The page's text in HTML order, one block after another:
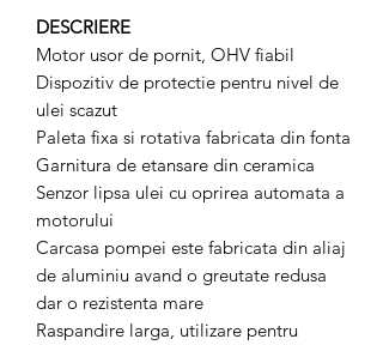
DESCRIERE
Motor usor de pornit, OHV fiabil
Dispozitiv de protectie pentru nivel de
ulei scazut
Paleta fixa si rotativa fabricata din fonta
Garnitura de etansare din ceramica
Senzor lipsa ulei cu oprirea automata a
motorului
Carcasa pompei este fabricata din aliaj
de aluminiu avand o greutate redusa
dar o rezistenta mare
Raspandire larga, utilizare pentru